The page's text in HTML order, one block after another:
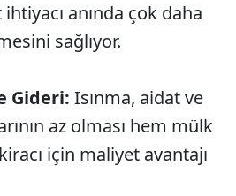
anında çok daha
sağlıyor.
Gideri: Isınma, aidat ve
az olması hem mülk
için maliyet avantajı